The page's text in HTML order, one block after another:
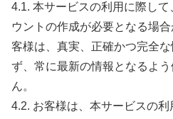
4.1. 本サービスの利用に際し
ウントの作成が必要となる場
客様は、真実、正確かつ完全
ず、常に最新の情報となるよ
ん。
4.2. お客様は、本サービスの